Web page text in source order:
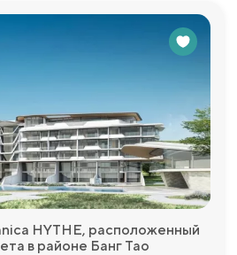
HYTHE, расположенный
в районе Банг Тао